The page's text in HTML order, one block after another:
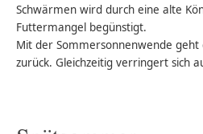
Schwärmen wird durch eine alte
Futtermangel begünstigt.
Mit der Sommersonnenwende
zurück. Gleichzeitig verringert sich